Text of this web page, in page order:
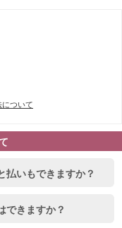
ついて
払いもできますか？
できますか？